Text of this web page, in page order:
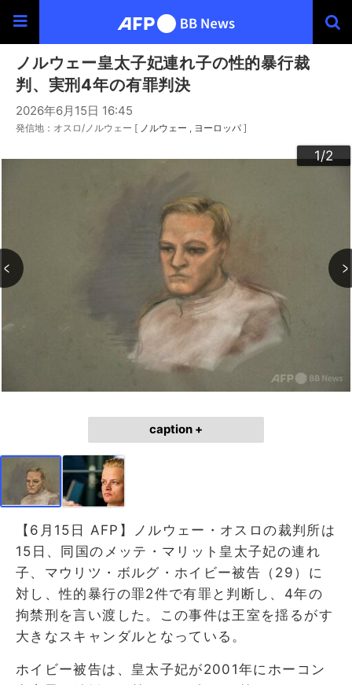
ノルウェー皇太子妃連れ子の性的暴行裁
判、実刑4年の有罪判決
2026年6月15日 16:45
発信地：オスロ/ノルウェー [ ノルウェー ヨーロッパ ]
1/2
2/2
caption +
【6月15日 AFP】ノルウェー・オスロの裁判所は
15日、同国のメッテ・マリット皇太子妃の連れ
子、マウリツ・ボルグ・ホイビー被告（29）に
対し、性的暴行の罪2件で有罪と判断し、4年の
拘禁刑を言い渡した。この事件は王室を揺るがす
大きなスキャンダルとなっている。
ホイビー被告は、皇太子妃が2001年にホーコン